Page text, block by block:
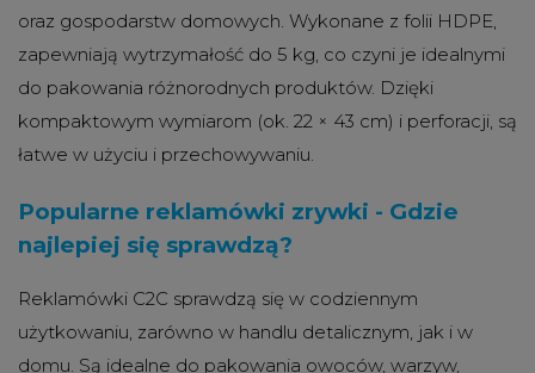
oraz gospodarstw domowych. Wykonane z folii HDPE,
zapewniają wytrzymałość do 5 kg, co czyni je idealnymi
do pakowania różnorodnych produktów. Dzięki
kompaktowym wymiarom (ok. 22 × 43 cm) i perforacji, są
łatwe w użyciu i przechowywaniu.
Popularne reklamówki zrywki - Gdzie
najlepiej się sprawdzą?
Reklamówki C2C sprawdzą się w codziennym
użytkowaniu, zarówno w handlu detalicznym, jak i w
domu. Są idealne do pakowania owoców, warzyw,